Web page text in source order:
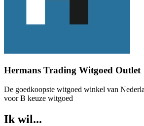
Hermans Trading Witgoed Outlet
De goedkoopste witgoed winkel van
voor B keuze witgoed
Ik wil...